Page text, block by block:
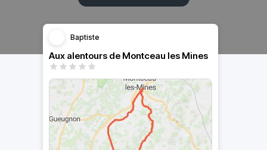
Baptiste
Aux alentours de Montceau les Mines